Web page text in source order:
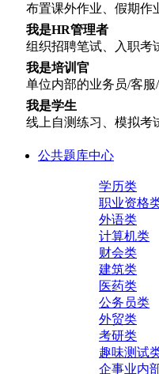
布置课外作业、假期作
我是HR管理者
组织招聘笔试、入职考
我是培训官
单位内部的业务员/客
我是学生
线上自测练习、模拟考
公共题库中心
学历类
职业资格
外语类
计算机类
财会类
建筑类
医药类
公务员类
外贸类
考研类
趣味测试
企事业内